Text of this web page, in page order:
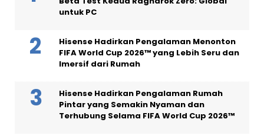
untuk PC
Hisense Hadirkan Pengalaman Menonton
FIFA World Cup 2026™ yang Lebih Seru dan
Imersif dari Rumah
Hisense Hadirkan Pengalaman Rumah
Pintar yang Semakin Nyaman dan
Terhubung Selama FIFA World Cup 2026™